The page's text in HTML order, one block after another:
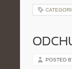
POSTED